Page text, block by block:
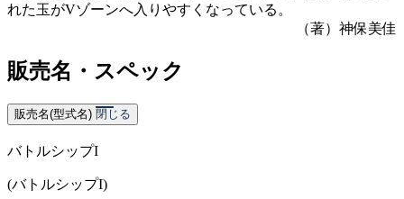
れた玉がVゾーンへ入りやすくなっている。
（著）神保美佳
販売名・スペック
販売名(型式名) 閉じる
バトルシップI
(バトルシップI)